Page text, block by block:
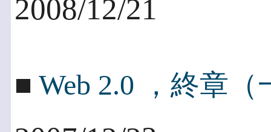
2008/12/21
■ Web 2.0 ，終章